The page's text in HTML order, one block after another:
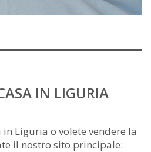
IN LIGURIA
in Liguria o volete vendere la
il nostro sito principale: